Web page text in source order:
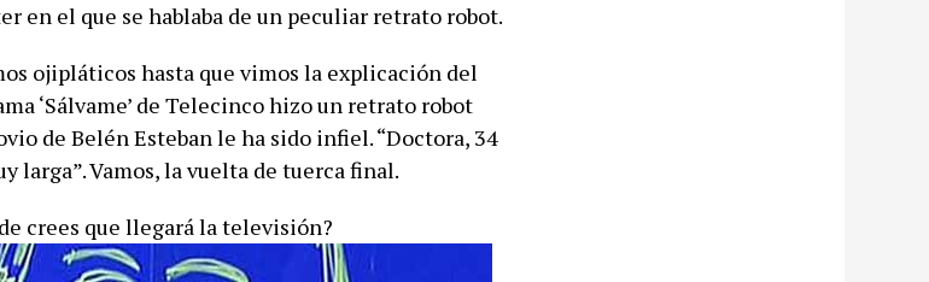
en el que se hablaba de un peculiar retrato robot.
ojipláticos hasta que vimos la explicación del
‘Sálvame’ de Telecinco hizo un retrato robot
de Belén Esteban le ha sido infiel. “Doctora, 34
larga”. Vamos, la vuelta de tuerca final.
crees que llegará la televisión?